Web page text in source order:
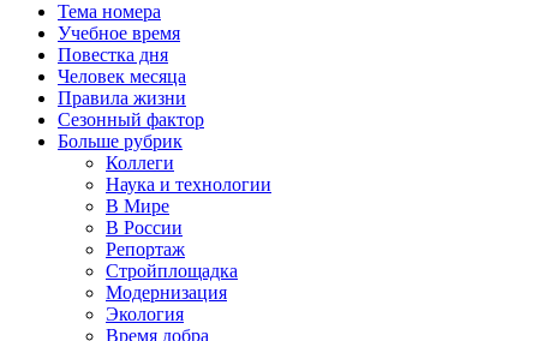
Тема номера
Учебное время
Повестка дня
Человек месяца
Правила жизни
Сезонный фактор
Больше рубрик
Коллеги
Наука и технологии
В Мире
В России
Репортаж
Стройплощадка
Модернизация
Экология
Время добра